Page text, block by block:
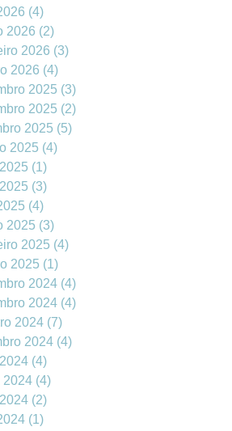
(4)
2026 (2)
2026 (3)
2026 (4)
2025 (3)
2025 (2)
2025 (5)
2025 (4)
(1)
(3)
(4)
2025 (3)
2025 (4)
2025 (1)
2024 (4)
2024 (4)
2024 (7)
2024 (4)
(4)
2024 (4)
(2)
(1)